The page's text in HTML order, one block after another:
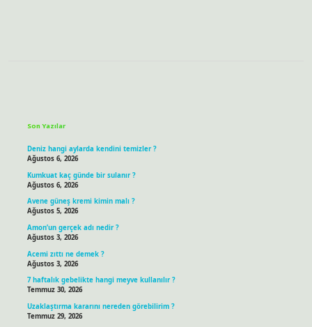
Son Yazılar
Deniz hangi aylarda kendini temizler ?
Ağustos 6, 2026
Kumkuat kaç günde bir sulanır ?
Ağustos 6, 2026
Avene güneş kremi kimin malı ?
Ağustos 5, 2026
Amon’un gerçek adı nedir ?
Ağustos 3, 2026
Acemi zıttı ne demek ?
Ağustos 3, 2026
7 haftalık gebelikte hangi meyve kullanılır ?
Temmuz 30, 2026
Uzaklaştırma kararını nereden görebilirim ?
Temmuz 29, 2026